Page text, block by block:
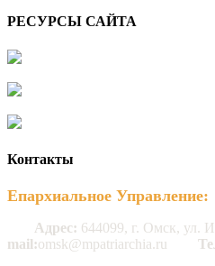
РЕСУРСЫ САЙТА
Контакты
Епархиальное Управление:
Адрес: 644099, г. Омск, ул.
mail:omsk@mpatriarchia.ru